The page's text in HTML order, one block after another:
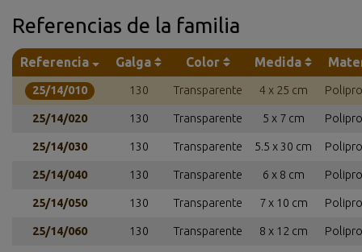
Referencias de la familia
Referencia Galga Color Medida
25/14/010 130 Transparente 4 x 25 cm
25/14/020 130 Transparente 5 x 7 cm
25/14/030 130 Transparente 5.5 x 30 cm
25/14/040 130 Transparente 6 x 8 cm
25/14/050 130 Transparente 7 x 10 cm
25/14/060 130 Transparente 8 x 12 cm